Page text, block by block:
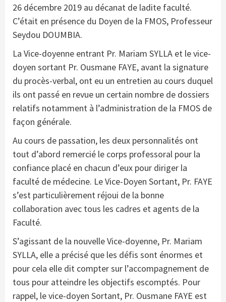
26 décembre 2019 au décanat de ladite faculté.
C’était en présence du Doyen de la FMOS, Professeur
Seydou DOUMBIA.
La Vice-doyenne entrant Pr. Mariam SYLLA et le vice-
doyen sortant Pr. Ousmane FAYE, avant la signature
du procès-verbal, ont eu un entretien au cours duquel
ils ont passé en revue un certain nombre de dossiers
relatifs notamment à l’administration de la FMOS de
façon générale.
Au cours de passation, les deux personnalités ont
tout d’abord remercié le corps professoral pour la
confiance placé en chacun d’eux pour diriger la
faculté de médecine. Le Vice-Doyen Sortant, Pr. FAYE
s’est particulièrement réjoui de la bonne
collaboration avec tous les cadres et agents de la
Faculté.
S’agissant de la nouvelle Vice-doyenne, Pr. Mariam
SYLLA, elle a précisé que les défis sont énormes et
pour cela elle dit compter sur l’accompagnement de
tous pour atteindre les objectifs escomptés. Pour
rappel, le vice-doyen Sortant, Pr. Ousmane FAYE est